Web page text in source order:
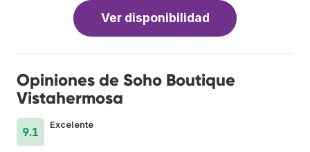
Ver disponibilidad
Opiniones de Soho Boutique
Vistahermosa
9.1
Excelente